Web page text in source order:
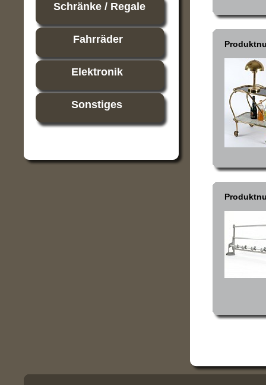
Schränke / Regale
Fahrräder
Elektronik
Sonstiges